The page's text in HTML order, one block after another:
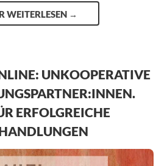
WEITERLESEN →
UNKOOPERATIVE
ERFOLGREICHE